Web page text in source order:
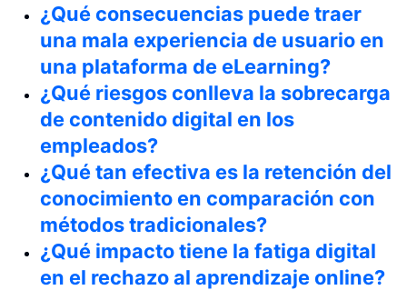
¿Qué consecuencias puede traer
una mala experiencia de usuario en
una plataforma de eLearning?
¿Qué riesgos conlleva la sobrecarga
de contenido digital en los
empleados?
¿Qué tan efectiva es la retención del
conocimiento en comparación con
métodos tradicionales?
¿Qué impacto tiene la fatiga digital
en el rechazo al aprendizaje online?